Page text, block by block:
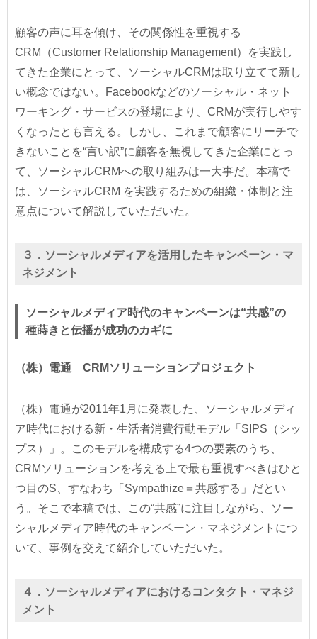
顧客の声に耳を傾け、その関係性を重視する
CRM（Customer Relationship Management）を実践し
てきた企業にとって、ソーシャルCRMは取り立てて新し
い概念ではない。Facebookなどのソーシャル・ネット
ワーキング・サービスの登場により、CRMが実行しやす
くなったとも言える。しかし、これまで顧客にリーチで
きないことを“言い訳”に顧客を無視してきた企業にとっ
て、ソーシャルCRMへの取り組みは一大事だ。本稿で
は、ソーシャルCRM を実践するための組織・体制と注
意点について解説していただいた。
３．ソーシャルメディアを活用したキャンペーン・マ
ネジメント
ソーシャルメディア時代のキャンペーンは“共感”の
種蒔きと伝播が成功のカギに
（株）電通 CRMソリューションプロジェクト
（株）電通が2011年1月に発表した、ソーシャルメディ
ア時代における新・生活者消費行動モデル「SIPS（シッ
プス）」。このモデルを構成する4つの要素のうち、
CRMソリューションを考える上で最も重視すべきはひと
つ目のS、すなわち「Sympathize＝共感する」だとい
う。そこで本稿では、この“共感”に注目しながら、ソー
シャルメディア時代のキャンペーン・マネジメントにつ
いて、事例を交えて紹介していただいた。
４．ソーシャルメディアにおけるコンタクト・マネジ
メント